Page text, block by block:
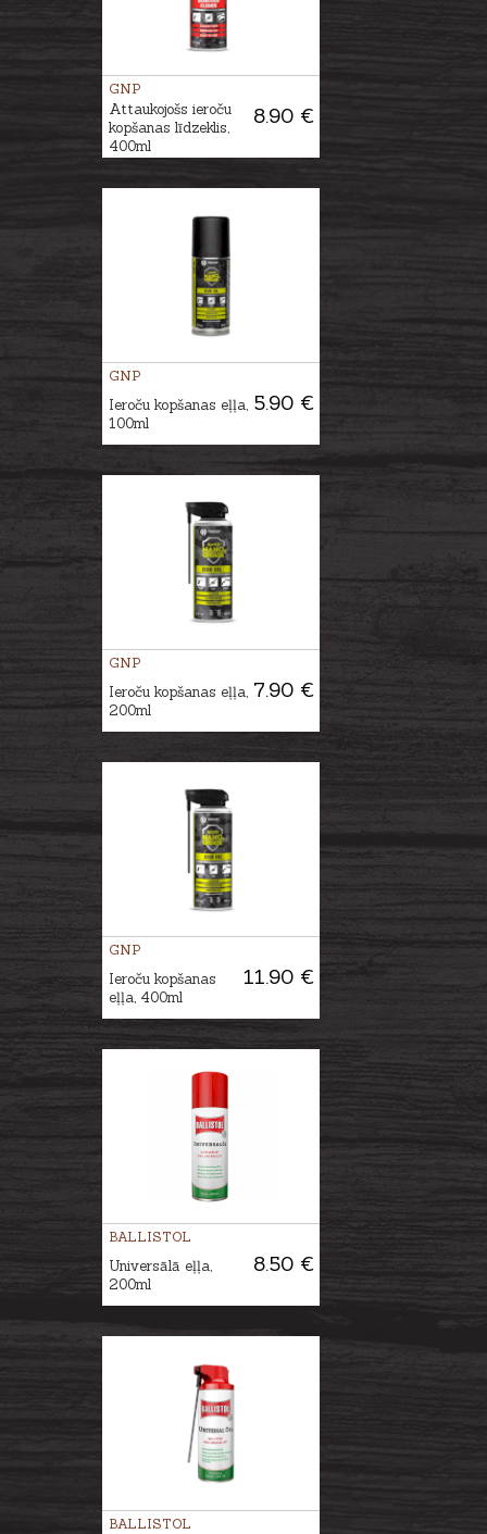
GNP
8.90 €
Attaukojošs ieroču
kopšanas līdzeklis,
400ml
GNP
5.90 €
Ieroču kopšanas eļļa,
100ml
GNP
7.90 €
Ieroču kopšanas eļļa,
200ml
GNP
11.90 €
Ieroču kopšanas
eļļa, 400ml
BALLISTOL
8.50 €
Universālā eļļa,
200ml
BALLISTOL